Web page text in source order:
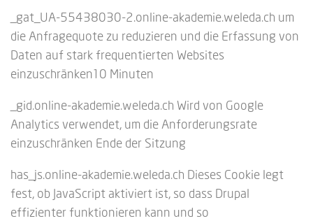
_gat_UA-55438030-2.online-akademie.weleda.ch um
die Anfragequote zu reduzieren und die Erfassung von
Daten auf stark frequentierten Websites
einzuschränken10 Minuten
_gid.online-akademie.weleda.ch Wird von Google
Analytics verwendet, um die Anforderungsrate
einzuschränken Ende der Sitzung
has_js.online-akademie.weleda.ch Dieses Cookie legt
fest, ob JavaScript aktiviert ist, so dass Drupal
effizienter funktionieren kann und so